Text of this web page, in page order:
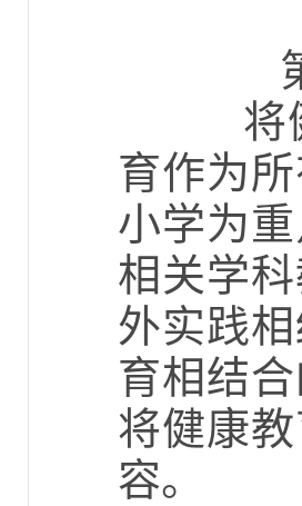
将健
育作为
小学为
相关学
外实践
育相结
将健康
容。